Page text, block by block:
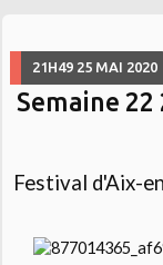
21H49 25 MAI 2020
Semaine
Festival d'Aix-